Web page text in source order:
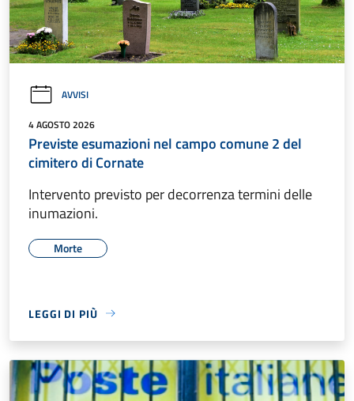
AVVISI
4 AGOSTO 2026
Previste esumazioni nel campo comune 2 del
cimitero di Cornate
Intervento previsto per decorrenza termini delle
inumazioni.
Morte
LEGGI DI PIÙ